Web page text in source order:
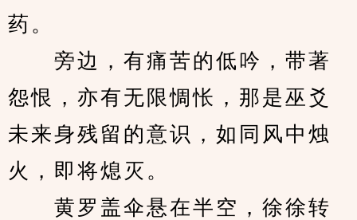
药。
旁边，有痛苦的低吟，带著
怨恨，亦有无限惆怅，那是巫爻
未来身残留的意识，如同风中烛
火，即将熄灭。
黄罗盖伞悬在半空，徐徐转